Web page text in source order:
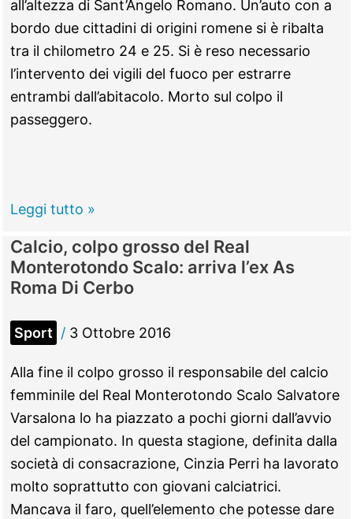
tre
punti
allo
scadere
all’altezza di Sant’Angelo Romano. Un’auto con a
bordo due cittadini di origini romene si è ribalta
tra il chilometro 24 e 25. Si è reso necessario
l’intervento dei vigili del fuoco per estrarre
entrambi dall’abitacolo. Morto sul colpo il
passeggero.
Sant’Angelo
–
Si
ribalta
con
l’auto
sulla
Palombarese,
muore
il
passeggero
Leggi tutto »
Calcio, colpo grosso del Real
Monterotondo Scalo: arriva l’ex As
Roma Di Cerbo
Sport / 3 Ottobre 2016
Alla fine il colpo grosso il responsabile del calcio
femminile del Real Monterotondo Scalo Salvatore
Varsalona lo ha piazzato a pochi giorni dall’avvio
del campionato. In questa stagione, definita dalla
società di consacrazione, Cinzia Perri ha lavorato
molto soprattutto con giovani calciatrici.
Mancava il faro, quell’elemento che potesse dare